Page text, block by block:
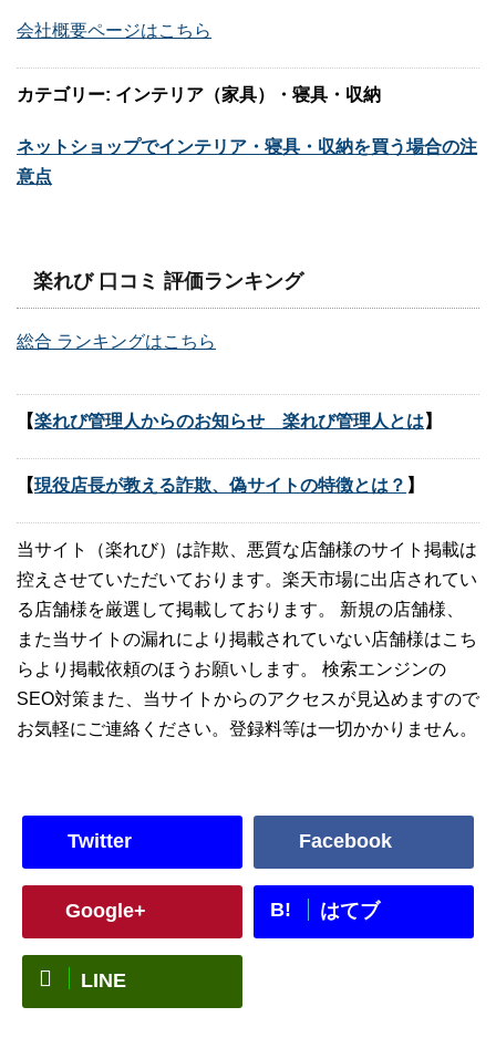
会社概要ページはこちら
カテゴリー: インテリア（家具）・寝具・収納
ネットショップでインテリア・寝具・収納を買う場合の注
意点
楽れび 口コミ 評価ランキング
総合 ランキングはこちら
【楽れび管理人からのお知らせ 楽れび管理人とは 】
【現役店長が教える詐欺、偽サイトの特徴とは？ 】
当サイト（楽れび）は詐欺、悪質な店舗様のサイト掲載は
控えさせていただいております。楽天市場に出店されてい
る店舗様を厳選して掲載しております。 新規の店舗様、
また当サイトの漏れにより掲載されていない店舗様はこち
らより掲載依頼のほうお願いします。 検索エンジンの
SEO対策また、当サイトからのアクセスが見込めますので
お気軽にご連絡ください。登録料等は一切かかりません。
Twitter Facebook
Google+ B! はてブ
LINE